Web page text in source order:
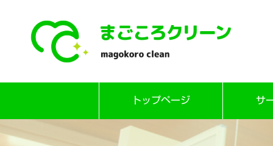
content
トップページ サ